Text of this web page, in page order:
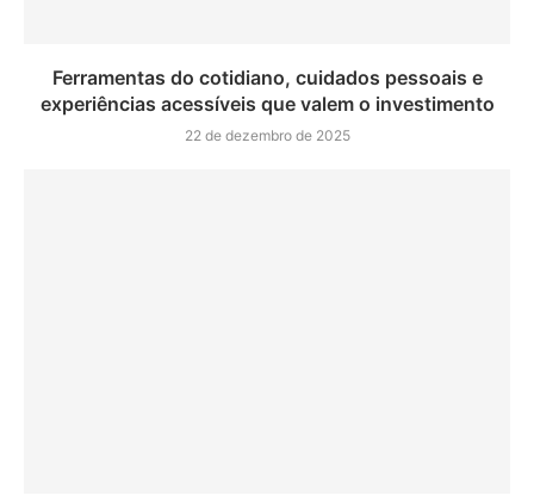
Ferramentas do cotidiano, cuidados pessoais e
experiências acessíveis que valem o investimento
22 de dezembro de 2025